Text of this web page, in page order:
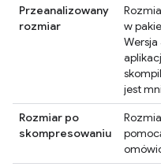
Przeanalizowany
rozmiar
w
jest
Rozmiar po
skompresowaniu